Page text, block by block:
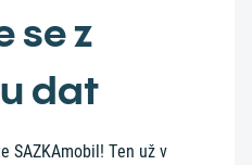
se z
dat
SAZKAmobil! Ten už v